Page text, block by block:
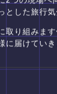
とした旅行
取り組みま
に届けていき